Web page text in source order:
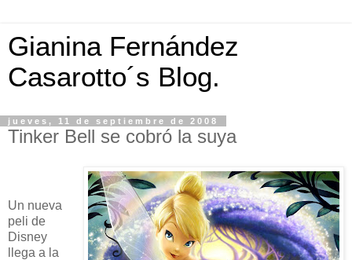
Gianina Fernández
Casarotto´s Blog.
jueves, 11 de septiembre de 2008
Tinker Bell se cobró la suya
Un nueva
peli de
Disney
llega a la